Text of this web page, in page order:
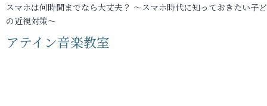
スマホは何時間までなら大丈夫？ ～スマホ時代に知っておきたい子
の近視対策～
アテイン音楽教室